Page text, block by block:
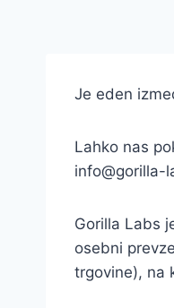
Je eden
Lahko nas
info@gorilla-
Gorilla Labs
osebni
trgovine), na